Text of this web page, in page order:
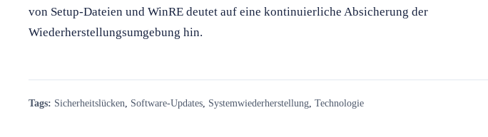
von Setup-Dateien und WinRE deutet auf eine kontinuierliche Absicherung der
Wiederherstellungsumgebung hin.
Tags: Sicherheitslücken Software-Updates Systemwiederherstellung Technologie